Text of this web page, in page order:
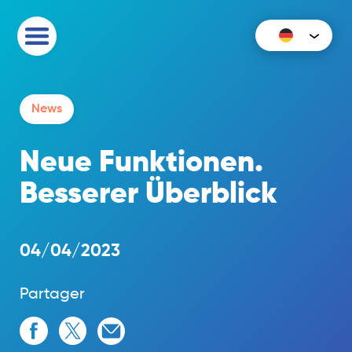
News
Neue Funktionen.
Besserer Überblick
04/04/2023
Partager